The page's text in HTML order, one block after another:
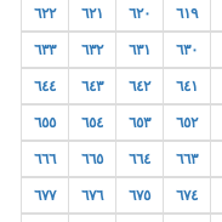
٦١٩ ٦٢٠ ٦٢١ ٦٢٢
٦٣٠ ٦٣١ ٦٣٢ ٦٣٣
٦٤١ ٦٤٢ ٦٤٣ ٦٤٤
٦٥٢ ٦٥٣ ٦٥٤ ٦٥٥
٦٦٣ ٦٦٤ ٦٦٥ ٦٦٦
٦٧٤ ٦٧٥ ٦٧٦ ٦٧٧